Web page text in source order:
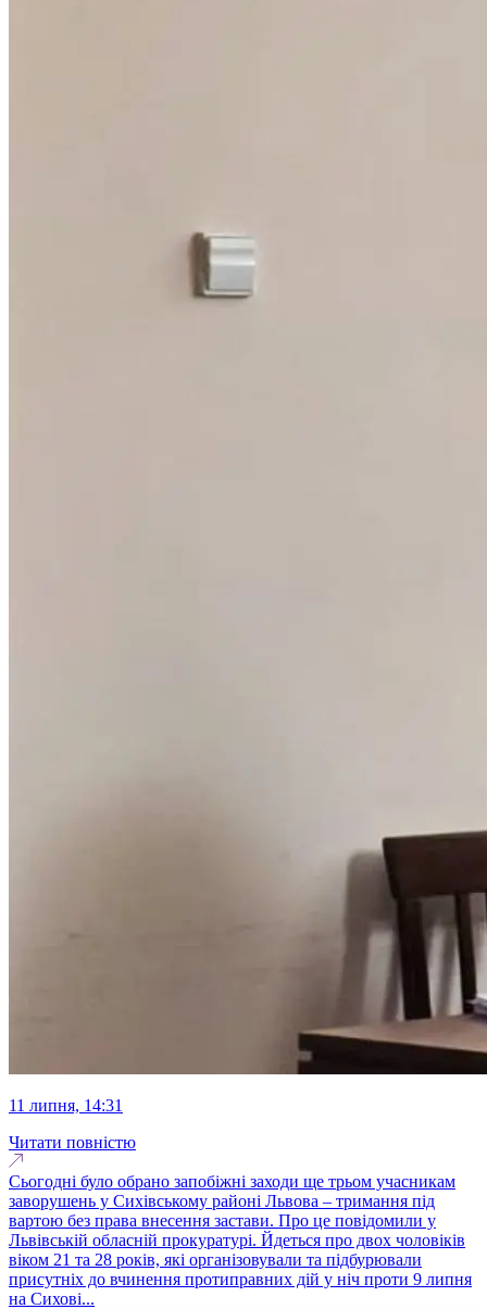
11 липня, 14:31
Читати повністю
Сьогодні було обрано запобіжні заходи ще трьом учасникам
заворушень у Сихівському районі Львова – тримання під
вартою без права внесення застави. Про це повідомили у
Львівській обласній прокуратурі. Йдеться про двох чоловіків
віком 21 та 28 років, які організовували та підбурювали
присутніх до вчинення протиправних дій у ніч проти 9 липня
на Сихові...